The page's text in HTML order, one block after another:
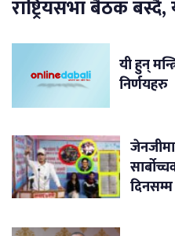
राष्ट्रियसभा बैठक
यी हुन्
निर्णयहरु